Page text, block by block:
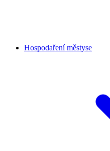
Hospodaření městyse